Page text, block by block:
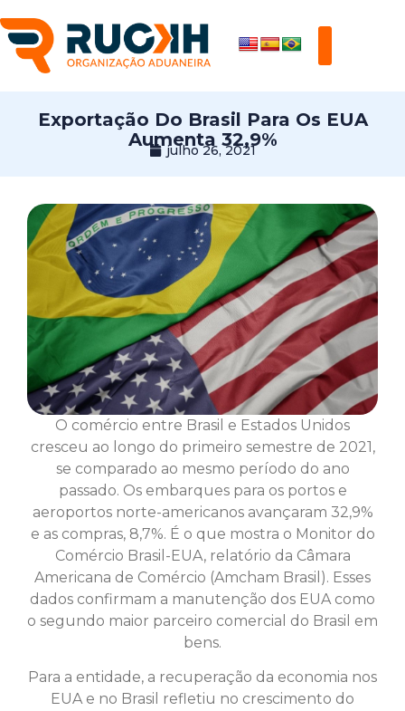
Exportação Do Brasil Para Os EUA
Aumenta 32,9%
julho 26, 2021
O comércio entre Brasil e Estados Unidos
cresceu ao longo do primeiro semestre de 2021,
se comparado ao mesmo período do ano
passado. Os embarques para os portos e
aeroportos norte-americanos avançaram 32,9%
e as compras, 8,7%. É o que mostra o Monitor do
Comércio Brasil-EUA, relatório da Câmara
Americana de Comércio (Amcham Brasil). Esses
dados confirmam a manutenção dos EUA como
o segundo maior parceiro comercial do Brasil em
bens.
Para a entidade, a recuperação da economia nos
EUA e no Brasil refletiu no crescimento do